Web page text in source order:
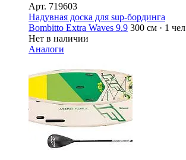
Арт. 719603
Надувная доска для sup-бординга
Bombitto Extra Waves 9.9 300 см · 1 чел
Нет в наличии
Аналоги